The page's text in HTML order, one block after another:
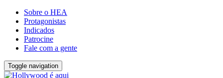
Sobre o HEA
Protagonistas
Indicados
Patrocine
Fale com a gente
Toggle navigation